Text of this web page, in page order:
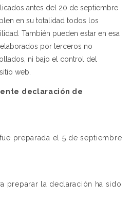
antes del 20 de septiembre
en su totalidad todos los
También pueden estar en esa
por terceros no
ni bajo el control del
web.
declaración de
preparada el 5 de septiembre
preparar la declaración ha sido